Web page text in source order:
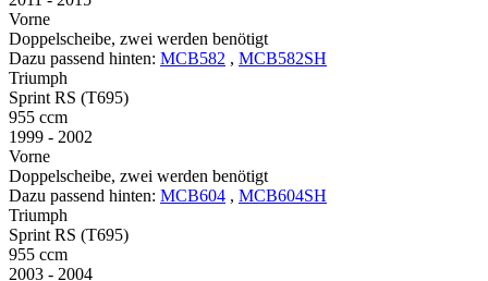
Vorne
Doppelscheibe, zwei werden benötigt
Dazu passend hinten: MCB582 , MCB582SH
Triumph
Sprint RS (T695)
955 ccm
1999 - 2002
Vorne
Doppelscheibe, zwei werden benötigt
Dazu passend hinten: MCB604 , MCB604SH
Triumph
Sprint RS (T695)
955 ccm
2003 - 2004